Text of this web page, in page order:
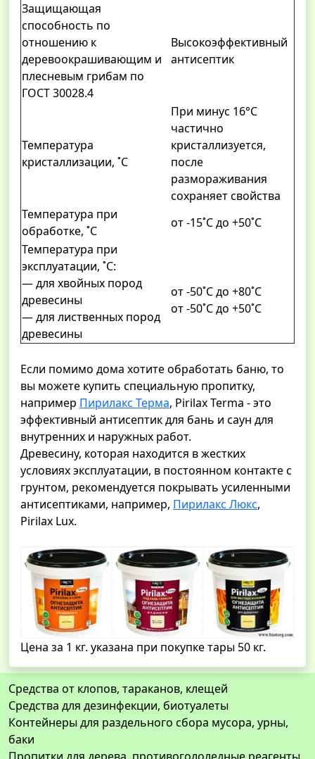
Защищающая
способность по
отношению к
деревоокрашивающим и
плесневым грибам по
ГОСТ 30028.4
Высокоэффективный
антисептик
Температура
кристаллизации, ˚С
При минус 16°С
частично
кристаллизуется,
после
размораживания
сохраняет свойства
Температура при
обработке, ˚С
от -15˚С до +50˚С
Температура при
эксплуатации, ˚С:
— для хвойных пород
древесины
— для лиственных пород
древесины
от -50˚С до +80˚С
от -50˚С до +50˚С
Если помимо дома хотите обработать баню, то
вы можете купить специальную пропитку,
например Пирилакс Терма, Pirilax Terma - это
эффективный антисептик для бань и саун для
внутренних и наружных работ.
Древесину, которая находится в жестких
условиях эксплуатации, в постоянном контакте с
грунтом, рекомендуется покрывать усиленными
антисептиками, например, Пирилакс Люкс,
Pirilax Lux.
Цена за 1 кг. указана при покупке тары 50 кг.
Средства от клопов, тараканов, клещей
Средства для дезинфекции, биотуалеты
Контейнеры для раздельного сбора мусора, урны,
баки